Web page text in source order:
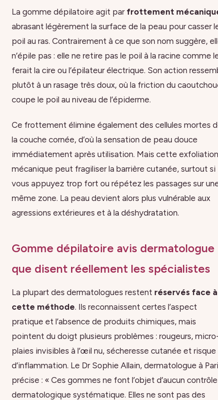
La gomme dépilatoire agit par frottement
abrasant légèrement la surface de la peau pour casser
poil au ras. Contrairement à ce que son nom suggère,
n’épile pas : elle ne retire pas le poil à la racine comme
ferait la cire ou l’épilateur électrique. Son action
plutôt à un rasage très doux, où la friction du
coupe le poil au niveau de l’épiderme.
Ce frottement élimine également des cellules mortes
la couche cornée, d’où la sensation de peau douce
immédiatement après utilisation. Mais cette exfoliation
mécanique peut fragiliser la barrière cutanée, surtout si
vous appuyez trop fort ou répétez les passages sur
même zone. La peau devient alors plus vulnérable aux
agressions extérieures et à la déshydratation.
Gomme dépilatoire avis dermatologue
que disent réellement les spécialistes
La plupart des dermatologues restent réservés face à
cette méthode. Ils reconnaissent certes l’aspect
pratique et l’absence de produits chimiques, mais
pointent du doigt plusieurs problèmes : rougeurs,
plaies invisibles à l’œil nu, sécheresse cutanée et risque
d’inflammation. Le Dr Sophie Allain, dermatologue à
précise : « Ces gommes ne font l’objet d’aucun contrôle
dermatologique systématique. Elles ne sont pas des